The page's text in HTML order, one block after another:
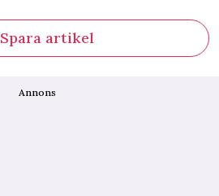
Spara artikel
Annons